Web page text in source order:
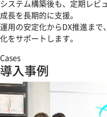
システム構築後も、定期レビ
成長を長期的に支援。
運用の安定化からDX推進ま
化をサポートします。
Cases
導入事例